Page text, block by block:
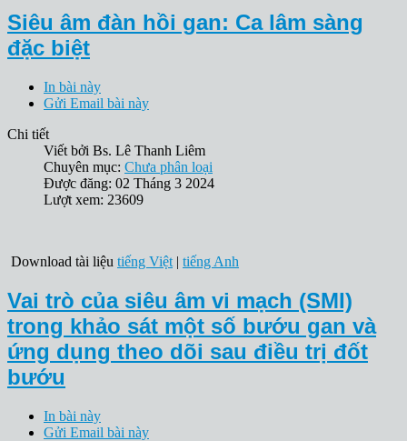
Siêu âm đàn hồi gan: Ca lâm sàng
đặc biệt
In bài này
Gửi Email bài này
Chi tiết
Viết bởi Bs. Lê Thanh Liêm
Chuyên mục: Chưa phân loại
Được đăng: 02 Tháng 3 2024
Lượt xem: 23609
Download tài liệu tiếng Việt | tiếng Anh
Vai trò của siêu âm vi mạch (SMI)
trong khảo sát một số bướu gan và
ứng dụng theo dõi sau điều trị đốt
bướu
In bài này
Gửi Email bài này